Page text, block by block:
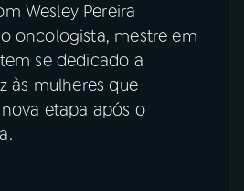
Wesley Pereira
oncologista, mestre em
se dedicado a
às mulheres que
etapa após o